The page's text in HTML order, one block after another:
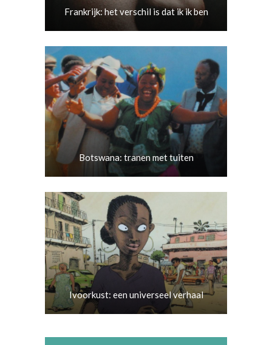
Frankrijk: het verschil is dat ik ik ben
Botswana: tranen met tuiten
Ivoorkust: een universeel verhaal